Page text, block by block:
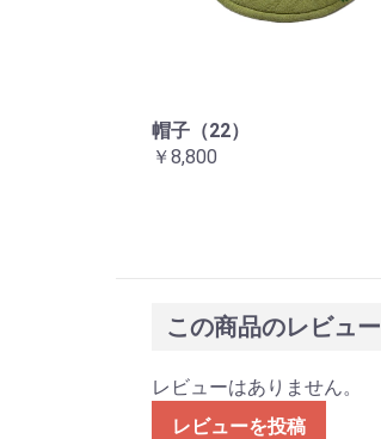
帽子（22）
￥8,800
この商品のレビュー
レビューはありません。
レビューを投稿